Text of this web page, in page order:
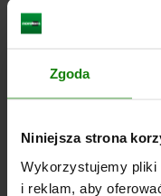
Zgoda
Niniejsza strona
Wykorzystujemy pliki
i reklam, aby
LAPA DOCISKOWA
L2=12 100X40X25,
L2=12 L3=22 L5=36
F MAKS. KN =20,2
Nr zamówienia: